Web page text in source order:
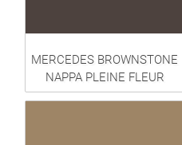
MERCEDES BROWNSTONE
NAPPA PLEINE FLEUR